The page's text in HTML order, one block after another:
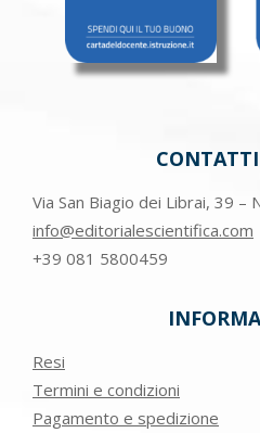
Via San Biagio dei Librai, 39 –
info@editorialescientifica.com
+39 081 5800459
Resi
Termini e condizioni
Pagamento e spedizione